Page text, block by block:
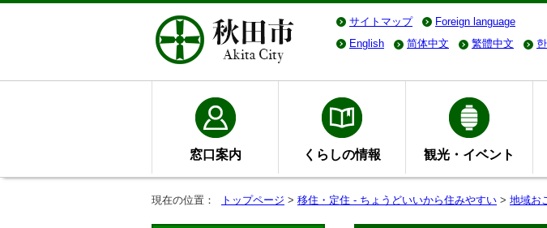
サイトマップ Foreign language
English
简体中文 繁體中文
窓口案内 くらしの情報 観光・イベント
現在の位置： トップページ > 移住・定住 - ちょうどいいから住みやすい > 地域お